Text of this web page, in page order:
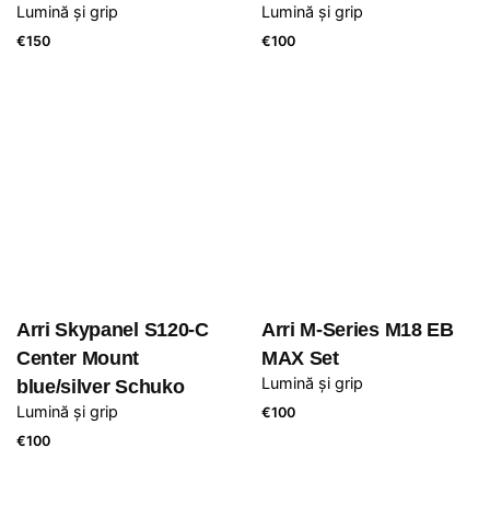
Lumină și grip
€150
Lumină și grip
€100
Arri Skypanel S120-C
Center Mount
blue/silver Schuko
Lumină și grip
€100
Arri M-Series M18 EB
MAX Set
Lumină și grip
€100